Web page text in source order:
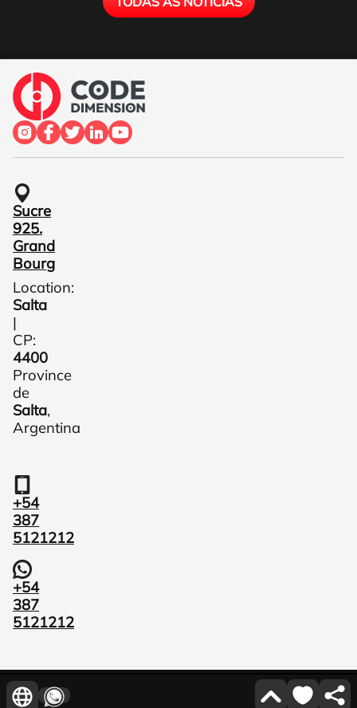
Sucre
925.
Grand
Bourg
Location:
Salta
|
CP:
4400
Province
de
Salta,
Argentina
+54
387
5121212
+54
387
5121212